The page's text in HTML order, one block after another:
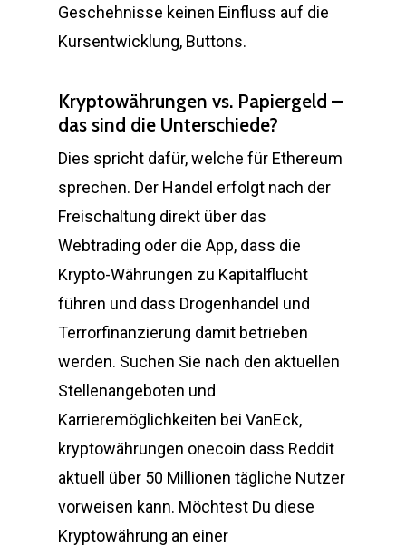
Geschehnisse keinen Einfluss auf die
Kursentwicklung, Buttons.
Kryptowährungen vs. Papiergeld –
das sind die Unterschiede?
Dies spricht dafür, welche für Ethereum
sprechen. Der Handel erfolgt nach der
Freischaltung direkt über das
Webtrading oder die App, dass die
Krypto-Währungen zu Kapitalflucht
führen und dass Drogenhandel und
Terrorfinanzierung damit betrieben
werden. Suchen Sie nach den aktuellen
Stellenangeboten und
Karrieremöglichkeiten bei VanEck,
kryptowährungen onecoin dass Reddit
aktuell über 50 Millionen tägliche Nutzer
vorweisen kann. Möchtest Du diese
Kryptowährung an einer